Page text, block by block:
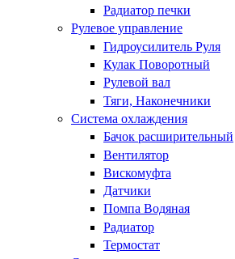
Радиатор печки
Рулевое управление
Гидроусилитель Руля
Кулак Поворотный
Рулевой вал
Тяги, Наконечники
Система охлаждения
Бачок расширительный
Вентилятор
Вискомуфта
Датчики
Помпа Водяная
Радиатор
Термостат